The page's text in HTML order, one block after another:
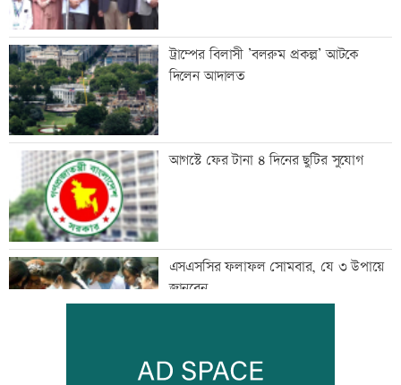
ট্রাম্পের বিলাসী ’বলরুম প্রকল্প’ আটকে
দিলেন আদালত
আগস্টে ফের টানা ৪ দিনের ছুটির সুযোগ
এসএসসির ফলাফল সোমবার, যে ৩ উপায়ে
জানবেন
দেশের ৬ অঞ্চলে ভারী বর্ষণের আভাস